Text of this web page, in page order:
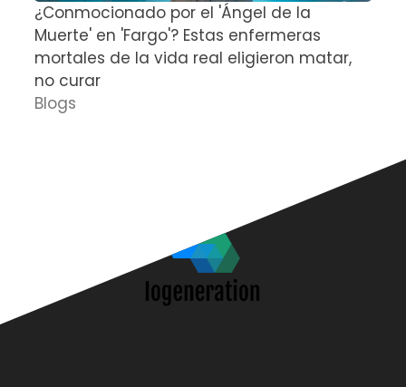
¿Conmocionado por el 'Ángel de la
Muerte' en 'Fargo'? Estas enfermeras
mortales de la vida real eligieron matar,
no curar
Blogs